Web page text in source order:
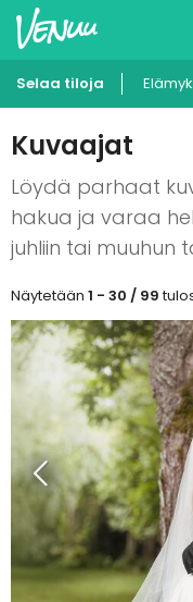
Selaa tiloja
Kuvaajat
Löydä parhaat
hakua ja varaa
juhliin tai muuhun
Näytetään 1 - 30 / 99